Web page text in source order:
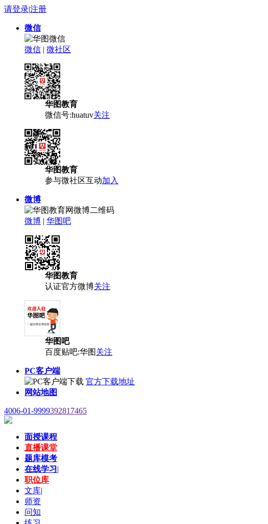
请登录|注册
微信
微信 | 微社区
华图教育
微信号:huatuv关注
华图教育
参与微社区互动加入
微博
微博 | 华图吧
华图教育
认证官方微博关注
华图吧
百度贴吧:华图关注
PC客户端
官方下载地址
网站地图
4006-01-9999392817465
面授课程
直播课堂
题库模考
在线学习 |
职位库
文库|
师资
问知